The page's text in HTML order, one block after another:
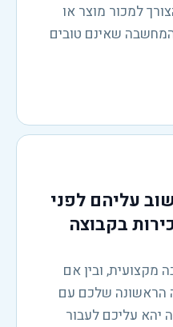
למכור מוצר או
שאינם טובים
עליהם לפני
בקבוצה
מקצועית, ובין אם
הראשונה שלכם עם
יהא עליכם לעבור